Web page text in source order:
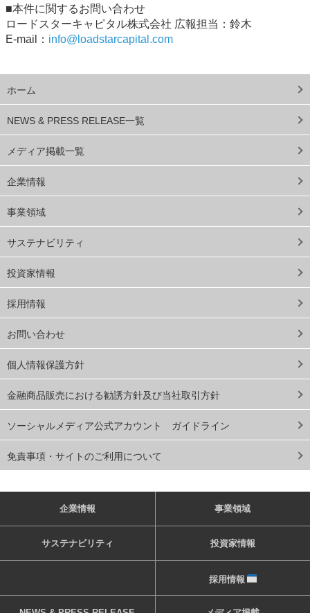
ホーム
NEWS & PRESS RELEASE一覧
メディア掲載一覧
企業情報
事業領域
サステナビリティ
投資家情報
採用情報
お問い合わせ
個人情報保護方針
金融商品販売における勧誘方針及び当社取引方針
ソーシャルメディア公式アカウント ガイドライン
免責事項・サイトのご利用について
■本件に関するお問い合わせ
ロードスターキャピタル株式会社 広報担当：鈴木
E-mail： info@loadstarcapital.com
企業情報 事業領域
サステナビリティ 投資家情報
採用情報